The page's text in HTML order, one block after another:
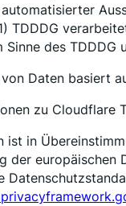
TDDDG
Sinne des
Daten basiert
zu Cloudflare
ist in
der europäischen